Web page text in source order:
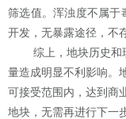
筛选值。浑浊度不属于
开发 ， 无暴露途径，不
综上，地块历史和
量造成明显不利影响。
可接受范围内，达到商
地块，无需再进行下一